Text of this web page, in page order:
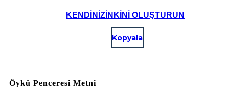
KENDINIZINKINI OLUŞTURUN
Kopyala
Öykü Penceresi Metni